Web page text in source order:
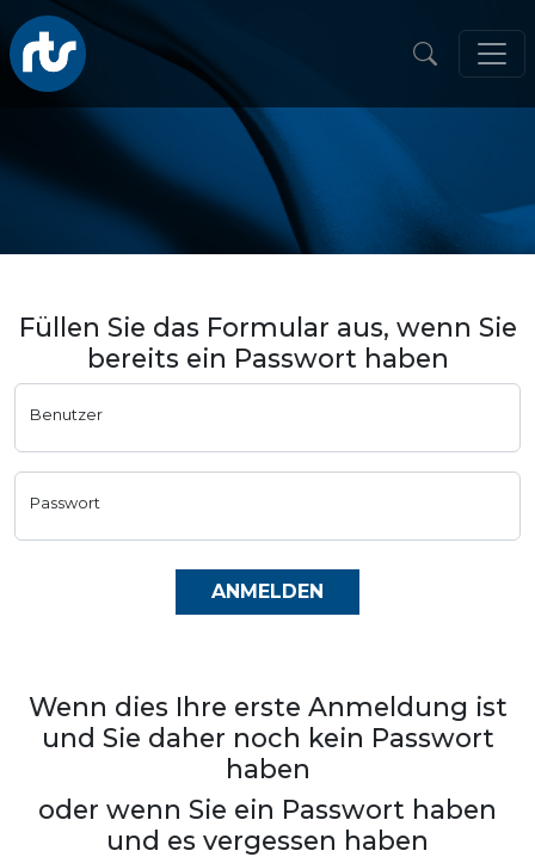
Füllen Sie das Formular aus, wenn Sie
bereits ein Passwort haben
Benutzer
Passwort
ANMELDEN
Wenn dies Ihre erste Anmeldung ist
und Sie daher noch kein Passwort
haben
oder wenn Sie ein Passwort haben
und es vergessen haben